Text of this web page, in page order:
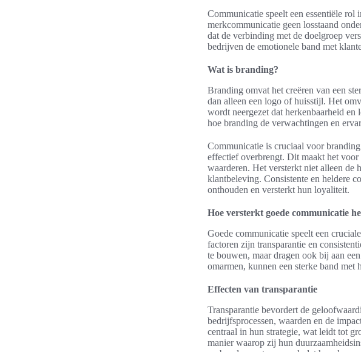
Communicatie speelt een essentiële
merkcommunicatie geen losstaand
dat de verbinding met de doelgroep
bedrijven de emotionele band met
Wat is branding?
Branding omvat het creëren van een
dan alleen een logo of huisstijl. Het
wordt neergezet dat herkenbaarheid
hoe branding de verwachtingen en
Communicatie is cruciaal voor
effectief overbrengt. Dit maakt het
waarderen. Het versterkt niet alleen de
klantbeleving. Consistente en heldere
onthouden en versterkt hun loyaliteit.
Hoe versterkt goede communicatie
Goede communicatie speelt een
factoren zijn transparantie en
te bouwen, maar dragen ook bij aan
omarmen, kunnen een sterke band
Effecten van transparantie
Transparantie bevordert de
bedrijfsprocessen, waarden en de
centraal in hun strategie, wat leidt tot
manier waarop zij hun